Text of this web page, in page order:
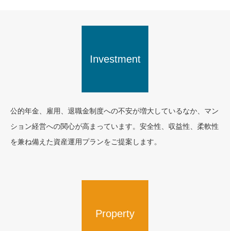
Investment
公的年金、雇用、退職金制度への不安が増大しているなか、マン
ション経営への関心が高まっています。安全性、収益性、柔軟性
を兼ね備えた資産運用プランをご提案します。
Property